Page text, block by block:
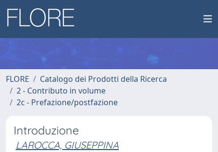
FLORE
Catalogo dei Prodotti della Ricerca
2 - Contributo in volume
2c - Prefazione/postfazione
Introduzione
LAROCCA, GIUSEPPINA